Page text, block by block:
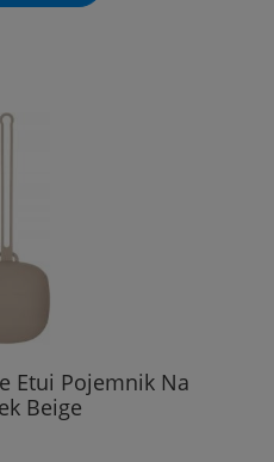
Etui Pojemnik Na
Beige